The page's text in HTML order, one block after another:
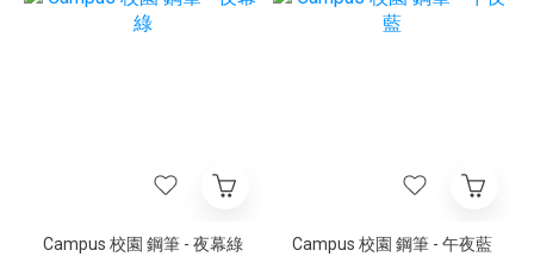
Campus 校園 鋼筆 - 夜幕綠 Campus 校園 鋼筆 - 午夜藍